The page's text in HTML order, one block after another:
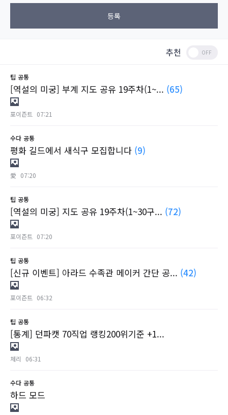
등록
추천
팁 공통
[역설의 미궁] 부계 지도 공유 19주차(1~... (65)
포이즌트 07:21
수다 공통
평화 길드에서 새식구 모집합니다 (9)
愛 07:20
팁 공통
[역설의 미궁] 지도 공유 19주차(1~30구... (72)
포이즌트 07:20
팁 공통
[신규 이벤트] 아라드 수족관 메이커 간단 공... (42)
포이즌트 06:32
팁 공통
[통계] 던파캣 70직업 랭킹200위기준 +1...
체리 06:31
수다 공통
하드 모드